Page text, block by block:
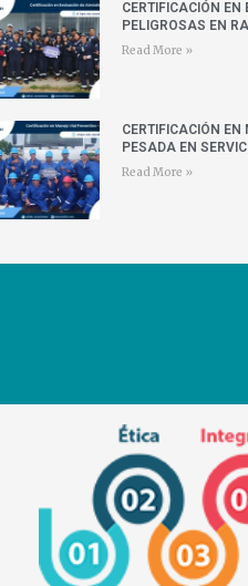
CERTIFICACIÓN
PELIGROSAS EN
Read More »
CERTIFICACIÓN
PESADA EN
Read More »